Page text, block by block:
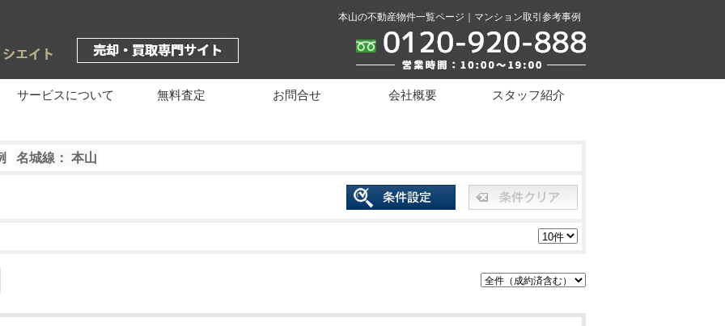
本山の不動産物件一覧ページ｜マンション取引参考事例
サービスについて 無料査定 お問合せ 会社概要 スタッフ紹介
名城線： 本山